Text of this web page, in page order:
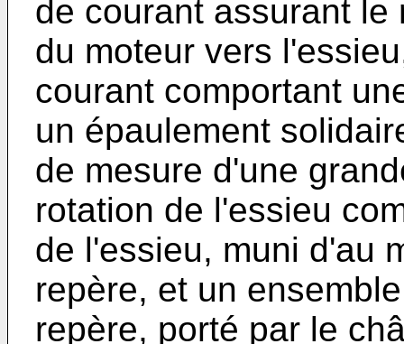
de courant assurant
du moteur vers
courant comportant
un épaulement
de mesure d'une
rotation de l'essieu
de l'essieu, muni d'au
repère, et un
repère, porté par le